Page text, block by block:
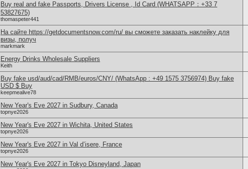
Buy real and fake Passports, Drivers License , Id Card (WHATSAPP：+33 7
53827675)
thomaspeter441
На сайте https://getdocumentsnow.com/ru/ вы сможете заказать наклейку для
визы, получ
markmark
Energy Drinks Wholesale Suppliers
Keith
Buy fake usd/aud/cad/RMB/euros/CNY/ (WhatsApp : +49 1575 3756974) Buy fake
USD $ Buy
keepmealive78
New Year's Eve 2027 in Sudbury, Canada
topnye2026
New Year's Eve 2027 in Wichita, United States
topnye2026
New Year's Eve 2027 in Val d’isere, France
topnye2026
New Year's Eve 2027 in Tokyo Disneyland, Japan